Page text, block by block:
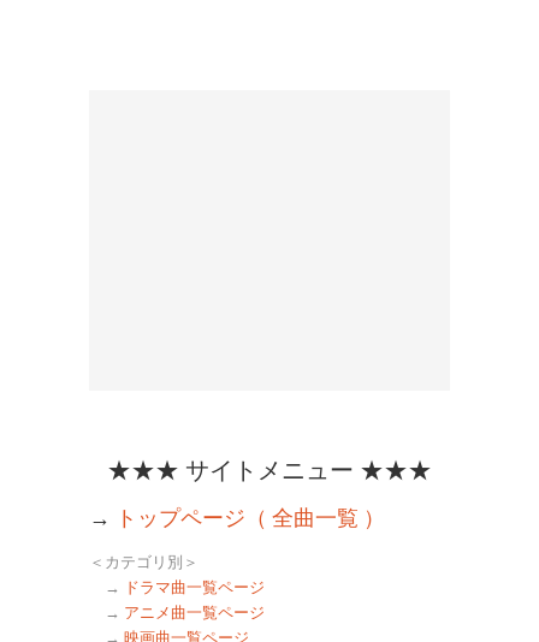
★★★ サイトメニュー ★★★
→ トップページ（ 全曲一覧 ）
＜カテゴリ別＞
→
ドラマ曲一覧ページ
→ アニメ曲一覧ページ
→ 映画曲一覧ページ